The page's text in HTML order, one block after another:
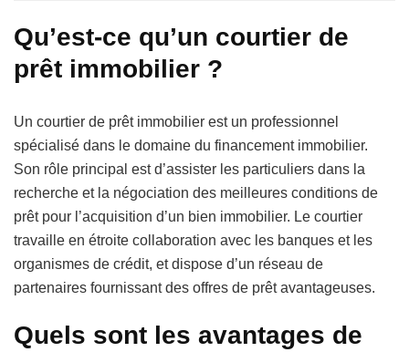
Qu’est-ce qu’un courtier de
prêt immobilier ?
Un courtier de prêt immobilier est un professionnel
spécialisé dans le domaine du financement immobilier.
Son rôle principal est d’assister les particuliers dans la
recherche et la négociation des meilleures conditions de
prêt pour l’acquisition d’un bien immobilier. Le courtier
travaille en étroite collaboration avec les banques et les
organismes de crédit, et dispose d’un réseau de
partenaires fournissant des offres de prêt avantageuses.
Quels sont les avantages de